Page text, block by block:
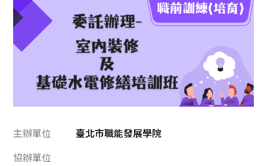
主辦單位
臺北市職能發展學院
協辦單位